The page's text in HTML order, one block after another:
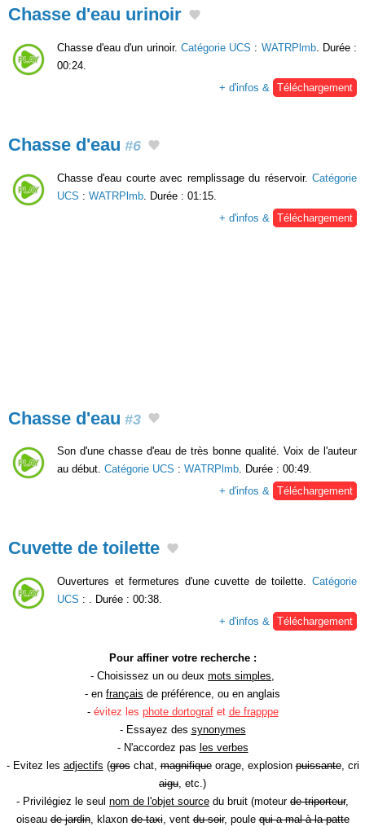
Chasse d'eau urinoir
Chasse d'eau d'un urinoir. Catégorie UCS : WATRPlmb. Durée :
00:24.
+ d'infos &
Téléchargement
Chasse d'eau #6
Chasse d'eau courte avec remplissage du réservoir. Catégorie
UCS : WATRPlmb . Durée : 01:15.
+ d'infos &
Téléchargement
Chasse d'eau #3
Son d'une chasse d'eau de très bonne qualité. Voix de l'auteur
au début. Catégorie UCS : WATRPlmb. Durée : 00:49.
+ d'infos & Téléchargement
Cuvette de toilette
Ouvertures et fermetures d'une cuvette de toilette. Catégorie
UCS :
. Durée : 00:38.
+ d'infos &
Téléchargement
Pour affiner votre recherche :
- Choisissez un ou deux mots simples
- en français de préférence, ou en anglais
- évitez les phote dortografet de frapppe
- Essayez des synonymes
- N'accordez pas les verbes
- Evitez les adjectifs (groschat,magnifiqueorage, explosionpuissante, cri
aigu , etc.)
- Privilégiez le seul nom de l'objet source du bruit (moteur de triporteur,
oiseaude jardin, klaxonde taxi, ventdu soir, poulequi a mal à la patte